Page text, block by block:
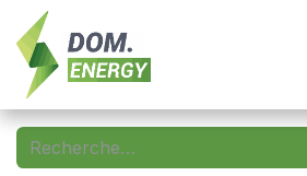
Se rendre au contenu